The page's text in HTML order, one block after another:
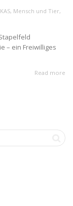
KAS, Mensch und Tier,
– ein Freiwilliges
Read more